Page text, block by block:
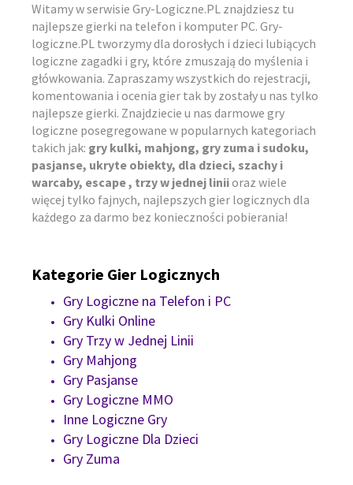
Witamy w serwisie Gry-Logiczne.PL znajdziesz tu
najlepsze gierki na telefon i komputer PC. Gry-
logiczne.PL tworzymy dla dorosłych i dzieci lubiących
logiczne zagadki i gry, które zmuszają do myślenia i
główkowania. Zapraszamy wszystkich do rejestracji,
komentowania i ocenia gier tak by zostały u nas tylko
najlepsze gierki. Znajdziecie u nas darmowe gry
logiczne posegregowane w popularnych kategoriach
takich jak: gry kulki, mahjong, gry zuma i sudoku,
pasjanse, ukryte obiekty, dla dzieci, szachy i
warcaby, escape , trzy w jednej liniioraz wiele
więcej tylko fajnych, najlepszych gier logicznych dla
każdego za darmo bez konieczności pobierania!
Kategorie Gier Logicznych
Gry Logiczne na Telefon i PC
Gry Kulki Online
Gry Trzy w Jednej Linii
Gry Mahjong
Gry Pasjanse
Gry Logiczne MMO
Inne Logiczne Gry
Gry Logiczne Dla Dzieci
Gry Zuma